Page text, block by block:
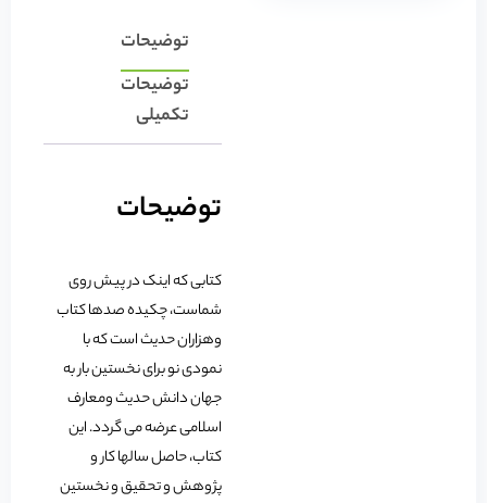
توضیحات
توضیحات
تکمیلی
توضیحات
کتابى که اینک در پیش روى
شماست، چکیده صدها کتاب
وهزاران حدیث است که با
نمودى نو براى نخستین بار به
جهان دانش حدیث ومعارف
اسلامى عرضه مى گردد. این
کتاب، حاصل سالها کار و
پژوهش و تحقیق و نخستین